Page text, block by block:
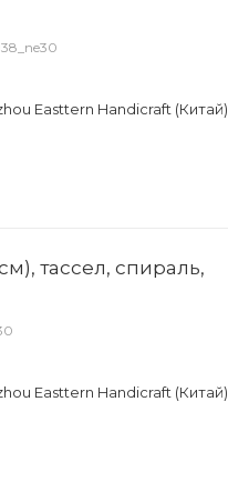
Easttern Handicraft (Китай)
тассел, спираль,
Easttern Handicraft (Китай)